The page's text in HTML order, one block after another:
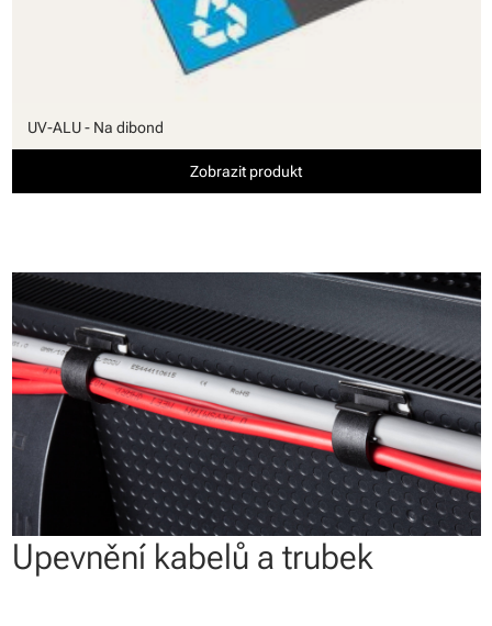
UV-ALU - Na dibond
Zobrazit produkt
Upevnění kabelů a trubek